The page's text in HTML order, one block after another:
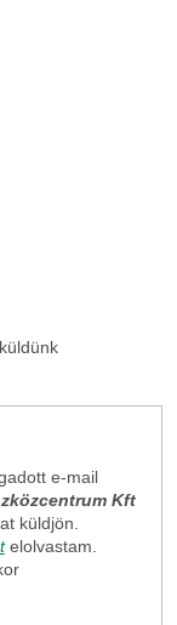
e-mail
Kft
küldjön.
elolvastam.